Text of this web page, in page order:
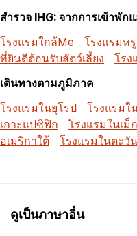
สำรวจ IHG: จากการเข้าพั
โรงแรมใกล้Me
โรงแรมหรู
ที่ยินดีต้อนรับสัตว์เลี้ยง
โรง
เดินทางตามภูมิภาค
โรงแรมในยุโรป
โรงแรมใ
เกาะแปซิฟิก
โรงแรมในเม็
อเมริกาใต้
โรงแรมในตะวั
ดูเป็นภาษาอื่น